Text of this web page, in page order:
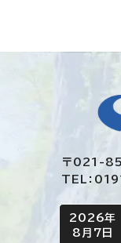
〒021-
TEL：
今日の日付
2026年
8月7日